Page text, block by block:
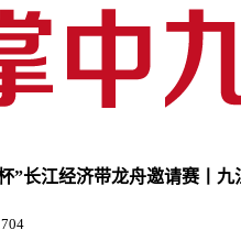
”长江经济带龙舟邀请赛丨